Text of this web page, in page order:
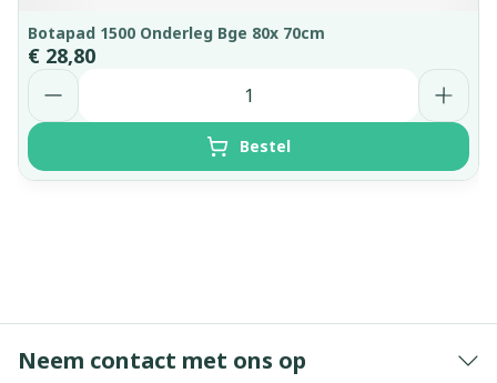
Botapad 1500 Onderleg Bge 80x 70cm
€ 28,80
Aantal
Bestel
Neem contact met ons op